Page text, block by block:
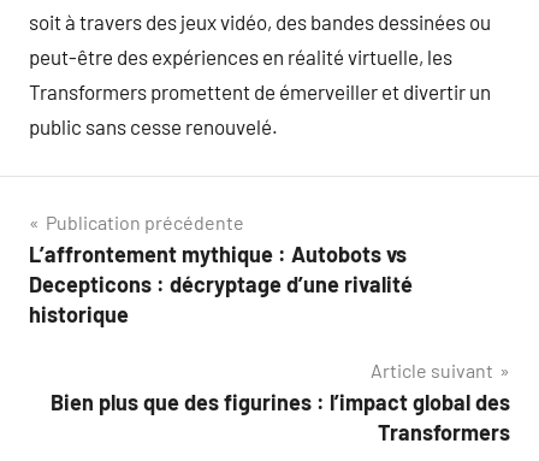
soit à travers des jeux vidéo, des bandes dessinées ou
peut-être des expériences en réalité virtuelle, les
Transformers promettent de émerveiller et divertir un
public sans cesse renouvelé.
Navigation
de
l’article
Publication précédente
L’affrontement mythique : Autobots vs
Decepticons : décryptage d’une rivalité
historique
Article suivant
Bien plus que des figurines : l’impact global des
Transformers